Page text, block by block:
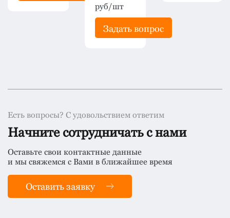
руб/шт
Задать вопрос
Есть вопросы? С удовольствием ответим
Начните сотрудничать с нами
Оставьте свои контактные данные
и мы свяжемся с Вами в ближайшее время
Оставить заявку